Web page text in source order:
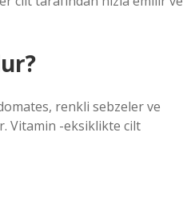
renkli sebzeler ve
Vitamin -eksiklikte cilt